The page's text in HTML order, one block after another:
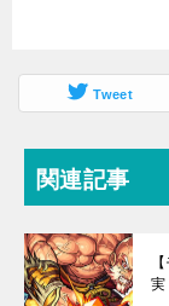
Tweet
関連記事
実